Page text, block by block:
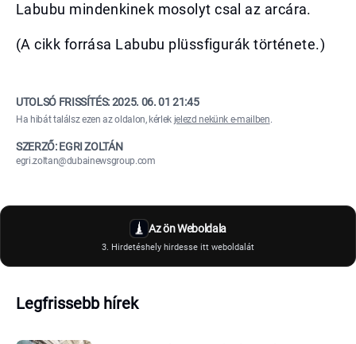
Labubu mindenkinek mosolyt csal az arcára.
(A cikk forrása Labubu plüssfigurák története.)
UTOLSÓ FRISSÍTÉS:2025. 06. 01 21:45
Ha hibát találsz ezen az oldalon, kérlek jelezd nekünk e-mailben.
SZERZŐ: EGRI ZOLTÁN
egri.zoltan@dubainewsgroup.com
Az ön Weboldala
3. Hirdetéshely hirdesse itt weboldalát
Legfrissebb hírek